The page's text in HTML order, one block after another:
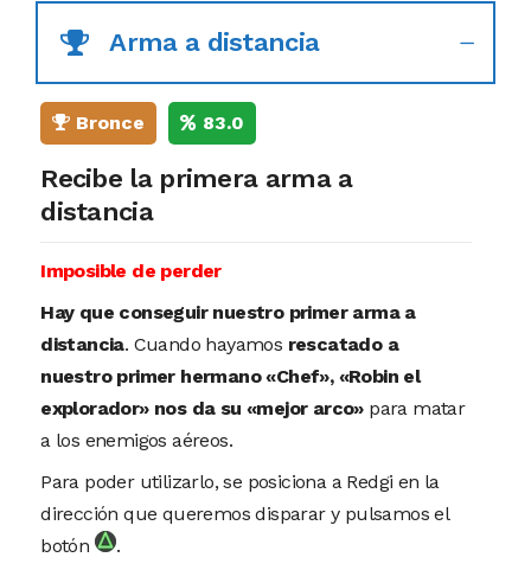
Arma a distancia
Bronce 83.0
Recibe la primera arma a
distancia
Imposible de perder
Hay que conseguir nuestro primer arma a
distancia. Cuando hayamos rescatado a
nuestro primer hermano «Chef», «Robin el
explorador» nos da su «mejor arco»para matar
a los enemigos aéreos.
Para poder utilizarlo, se posiciona a Redgi en la
dirección que queremos disparar y pulsamos el
botón
.